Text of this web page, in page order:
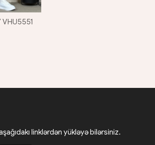
linklərdən yükləyə bilərsiniz.